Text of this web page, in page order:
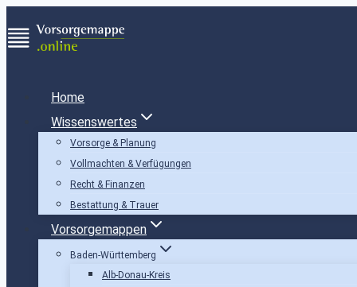
Inhalt
springen
Home
Wissenswertes
Vorsorge & Planung
Vollmachten & Verfügungen
Recht & Finanzen
Bestattung & Trauer
Vorsorgemappen
Baden-Württemberg
Alb-Donau-Kreis